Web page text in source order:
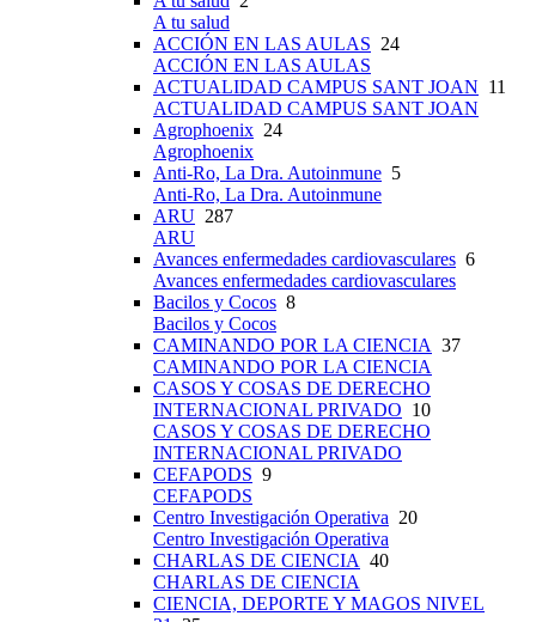
A tu salud
ACCIÓN EN LAS AULAS 24
ACCIÓN EN LAS AULAS
ACTUALIDAD CAMPUS SANT JOAN 11
ACTUALIDAD CAMPUS SANT JOAN
Agrophoenix 24
Agrophoenix
Anti-Ro, La Dra. Autoinmune 5
Anti-Ro, La Dra. Autoinmune
ARU 287
ARU
Avances enfermedades cardiovasculares 6
Avances enfermedades cardiovasculares
Bacilos y Cocos 8
Bacilos y Cocos
CAMINANDO POR LA CIENCIA 37
CAMINANDO POR LA CIENCIA
CASOS Y COSAS DE DERECHO
INTERNACIONAL PRIVADO 10
CASOS Y COSAS DE DERECHO
INTERNACIONAL PRIVADO
CEFAPODS 9
CEFAPODS
Centro Investigación Operativa 20
Centro Investigación Operativa
CHARLAS DE CIENCIA 40
CHARLAS DE CIENCIA
CIENCIA, DEPORTE Y MAGOS NIVEL